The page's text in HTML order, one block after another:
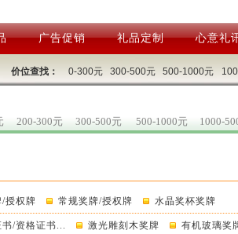
广告促销 礼品定制 心意礼
价位查找： 0-300元 300-500元 500-1000元
200-300元 300-500元 500-1000元 1000-
授权牌 常规奖牌/授权牌 水晶奖杯奖牌
书/资格证书... 激光雕刻木奖牌 有机玻璃奖